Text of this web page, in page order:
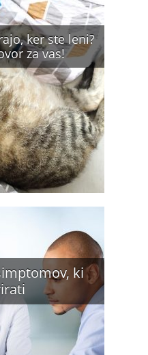
ker ste leni?
za vas!
ki